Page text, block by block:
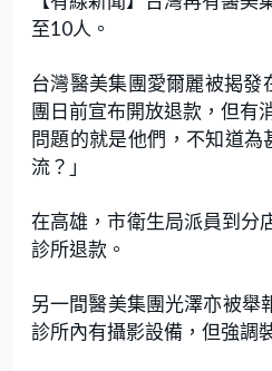
u
e
d
.
4
7
%
至10人。
台灣醫美集團愛爾麗被揭
團日前宣布開放退款，但有
問題的就是他們，不知道
流？」
在高雄，市衛生局派員到分
診所退款。
另一間醫美集團光澤亦被舉
診所內有攝影設備，但強調